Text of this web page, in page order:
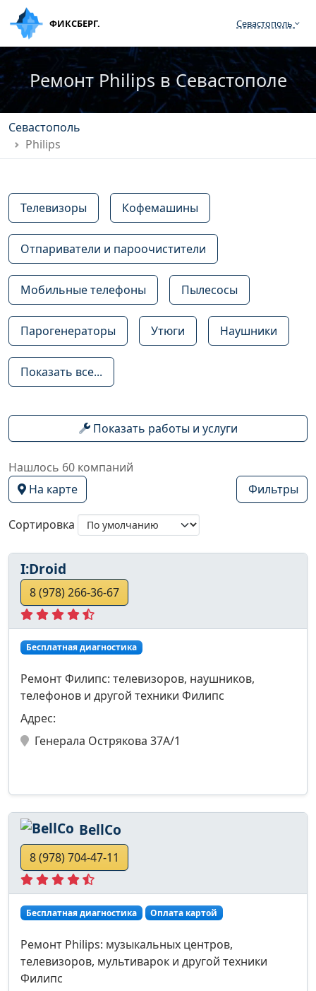
ФИКСБЕРГ. Севастополь
Ремонт Philips в Севастополе
Севастополь
Philips
Телевизоры Кофемашины
Отпариватели и пароочистители
Мобильные телефоны Пылесосы
Парогенераторы Утюги Наушники
Показать все...
Показать работы и услуги
Нашлось 60 компаний
На карте
Фильтры
Сортировка
I:Droid
8 (978) 266-36-67
Бесплатная диагностика
Ремонт Филипс: телевизоров, наушников,
телефонов и другой техники Филипс
Адрес:
Генерала Острякова 37А/1
BellCo
8 (978) 704-47-11
Бесплатная диагностика Оплата картой
Ремонт Philips: музыкальных центров,
телевизоров, мультиварок и другой техники
Филипс